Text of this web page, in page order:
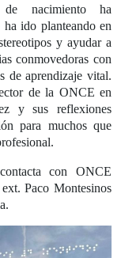
nacimiento ha
ido planteando en
y ayudar a
conmovedoras con
de aprendizaje vital.
de la ONCE en
y sus reflexiones
para muchos que
con ONCE
Paco Montesinos